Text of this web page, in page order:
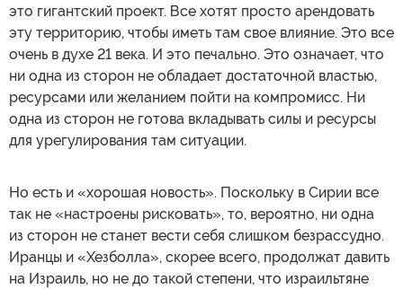
это гигантский проект. Все хотят просто арендовать
эту территорию, чтобы иметь там свое влияние. Это все
очень в духе 21 века. И это печально. Это означает, что
ни одна из сторон не обладает достаточной властью,
ресурсами или желанием пойти на компромисс. Ни
одна из сторон не готова вкладывать силы и ресурсы
для урегулирования там ситуации.
Но есть и «хорошая новость». Поскольку в Сирии все
так не «настроены рисковать», то, вероятно, ни одна
из сторон не станет вести себя слишком безрассудно.
Иранцы и «Хезболла», скорее всего, продолжат давить
на Израиль, но не до такой степени, что израильтяне